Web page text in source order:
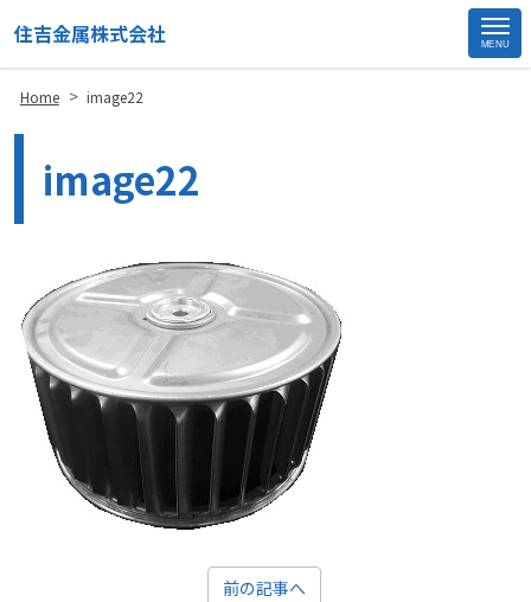
住吉金属株式会社 MENU
Home > image22
image22
前の記事へ
S
F